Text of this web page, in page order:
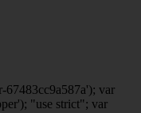
67483cc9a587a'); var
"use strict"; var